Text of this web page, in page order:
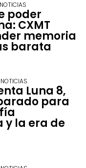
NOTICIAS
poder
CXMT
memoria
barata
NOTICIAS
Luna 8,
para
y la era de